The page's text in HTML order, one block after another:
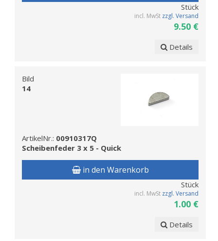
Stück
incl. MwSt zzgl. Versand
9.50 €
Details
Bild
14
ArtikelNr.: 00910317Q
Scheibenfeder 3 x 5 - Quick
in den Warenkorb
Stück
incl. MwSt zzgl. Versand
1.00 €
Details